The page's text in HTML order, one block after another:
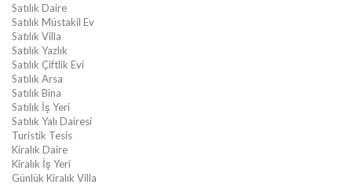
Satılık Daire
Satılık Müstakil Ev
Satılık Villa
Satılık Yazlık
Satılık Çiftlik Evi
Satılık Arsa
Satılık Bina
Satılık İş Yeri
Satılık Yalı Dairesi
Turistik Tesis
Kiralık Daire
Kiralık İş Yeri
Günlük Kiralık Villa